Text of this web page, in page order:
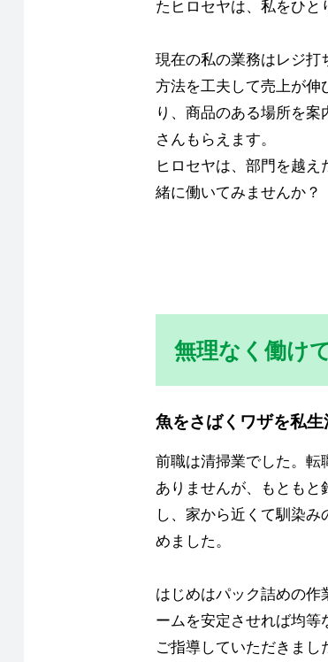
たヒロセヤは、私をひと
現在の私の業務はレジ打
方法を工夫して売上が伸
り、商品のある場所を
さんもらえます。
ヒロセヤは、部門を越
緒に働いてみませんか？
無理なく働け
魚をさばくワザを私
前職は清掃業でした。転
ありませんが、もとも
し、家から近くて馴染
めました。
はじめはパック詰めの
ームを安定させれば均
ご指導していただきまし